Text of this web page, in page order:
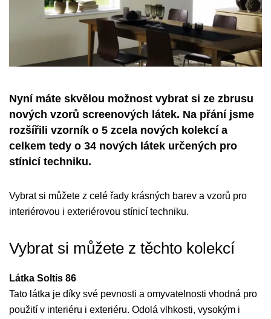
Nyní máte skvělou možnost vybrat si ze zbrusu
nových vzorů screenových látek. Na přání jsme
rozšířili vzorník o 5 zcela nových kolekcí a
celkem tedy o 34 nových látek určených pro
stínicí techniku.
Vybrat si můžete z celé řady krásných barev a vzorů pro
interiérovou i exteriérovou stínicí techniku.
Vybrat si můžete z těchto kolekcí
Látka Soltis 86
Tato látka je díky své pevnosti a omyvatelnosti vhodná pro
použití v interiéru i exteriéru. Odolá vlhkosti, vysokým i